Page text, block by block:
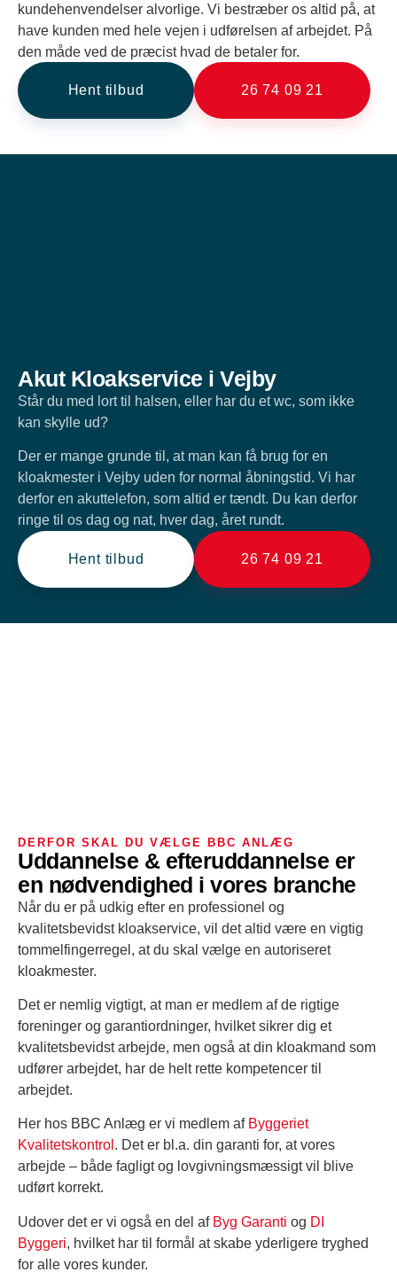
kundehenvendelser alvorlige. Vi bestræber os altid på, at
have kunden med hele vejen i udførelsen af arbejdet. På
den måde ved de præcist hvad de betaler for.
Hent tilbud 26 74 09 21
Akut Kloakservice i Vejby
Står du med lort til halsen, eller har du et wc, som ikke
kan skylle ud?
Der er mange grunde til, at man kan få brug for en
kloakmester i Vejby uden for normal åbningstid. Vi har
derfor en akuttelefon, som altid er tændt. Du kan derfor
ringe til os dag og nat, hver dag, året rundt.
Hent tilbud 26 74 09 21
DERFOR SKAL DU VÆLGE BBC ANLÆG
Uddannelse & efteruddannelse er
en nødvendighed i vores branche
Når du er på udkig efter en professionel og
kvalitetsbevidst kloakservice, vil det altid være en vigtig
tommelfingerregel, at du skal vælge en autoriseret
kloakmester.
Det er nemlig vigtigt, at man er medlem af de rigtige
foreninger og garantiordninger, hvilket sikrer dig et
kvalitetsbevidst arbejde, men også at din kloakmand som
udfører arbejdet, har de helt rette kompetencer til
arbejdet.
Her hos BBC Anlæg er vi medlem af Byggeriet
Kvalitetskontrol . Det er bl.a. din garanti for, at vores
arbejde – både fagligt og lovgivningsmæssigt vil blive
udført korrekt.
Udover det er vi også en del af Byg Garanti og DI
Byggeri, hvilket har til formål at skabe yderligere tryghed
for alle vores kunder.